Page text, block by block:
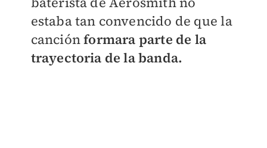
estaba tan convencido de que la
canciónformara parte de la
trayectoria de la banda.